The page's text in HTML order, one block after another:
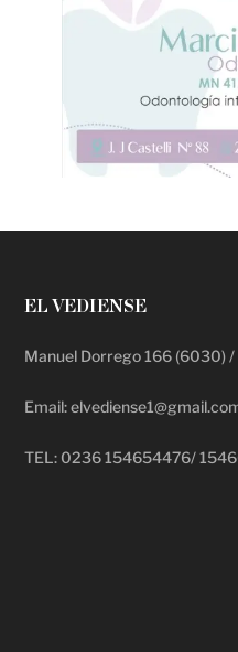
EL VEDIENSE
Manuel Dorrego 166 (6030)
Email:
TEL: 0236 154654476/